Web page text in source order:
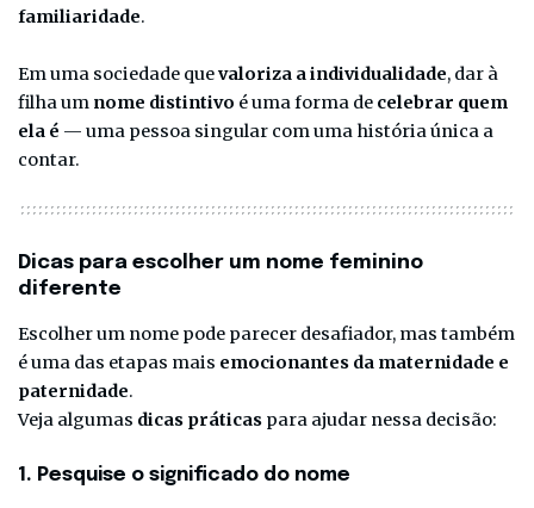
familiaridade.
Em uma sociedade quevaloriza a individualidade, dar à
filha um nome distintivo é uma forma de celebrar quem
ela é — uma pessoa singular com uma história única a
contar.
Dicas para escolher um nome feminino
diferente
Escolher um nome pode parecer desafiador, mas também
é uma das etapas mais emocionantes da maternidade e
paternidade.
Veja algumas dicas práticas para ajudar nessa decisão:
1. Pesquise o significado do nome